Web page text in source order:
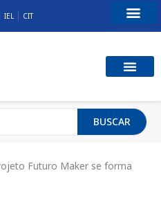
IEL CIT
BUSCAR
Futuro Maker se forma